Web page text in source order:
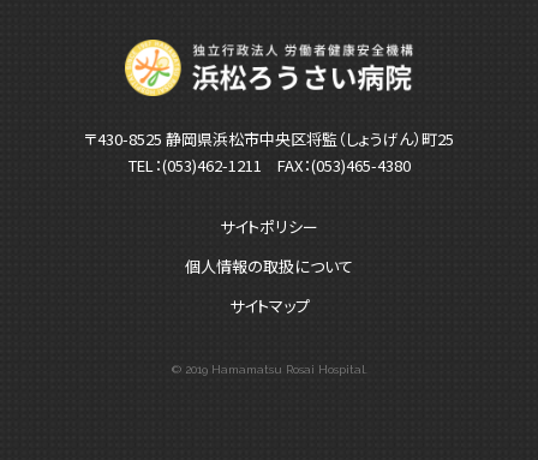
〒430-8525 静岡県浜松市中央区将監（しょうげん）町25
TEL：(053)462-1211 FAX：(053)465-4380
© 2019 Hamamatsu Rosai Hospital.
サイトポリシー
個人情報の取扱について
サイトマップ